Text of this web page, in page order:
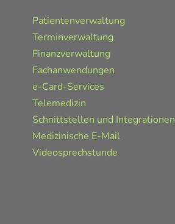
Patientenverwaltung
Terminverwaltung
Finanzverwaltung
Fachanwendungen
e-Card-Services
Telemedizin
Schnittstellen und Integrationen
Medizinische E-Mail
Videosprechstunde